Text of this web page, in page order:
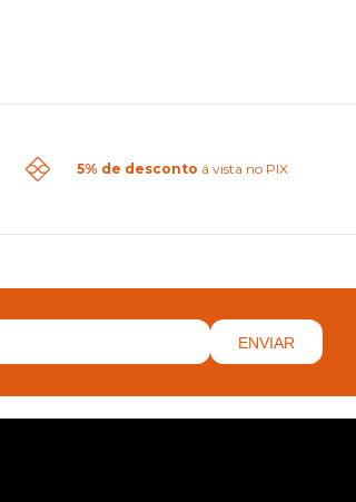
5% de desconto á vista no PIX
ENVIAR